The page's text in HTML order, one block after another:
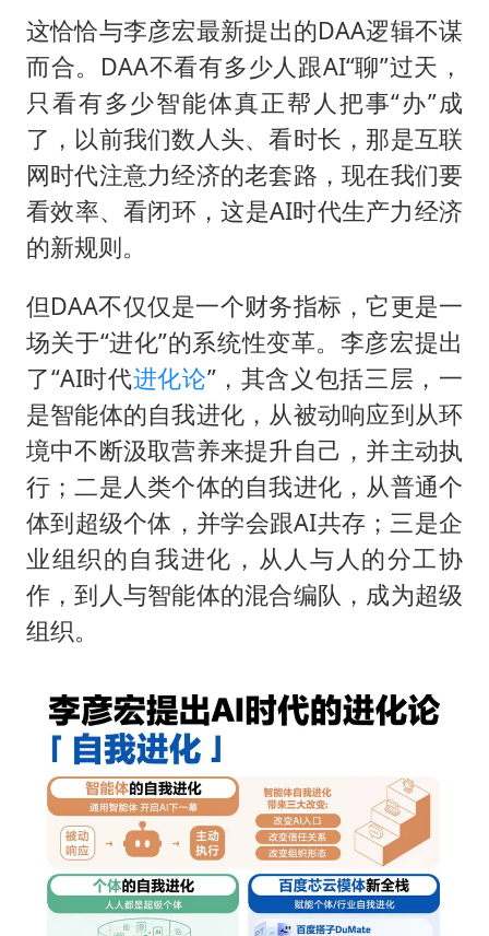
这恰恰与李彦宏最新提出的DAA逻辑不谋
而合。DAA不看有多少人跟AI“聊”过天，
只看有多少智能体真正帮人把事“办”成
了，以前我们数人头、看时长，那是互联
网时代注意力经济的老套路，现在我们要
看效率、看闭环，这是AI时代生产力经济
的新规则。
但DAA不仅仅是一个财务指标，它更是一
场关于“进化”的系统性变革。李彦宏提出
了“AI时代进化论”，其含义包括三层，一
是智能体的自我进化，从被动响应到从环
境中不断汲取营养来提升自己，并主动执
行；二是人类个体的自我进化，从普通个
体到超级个体，并学会跟AI共存；三是企
业组织的自我进化，从人与人的分工协
作，到人与智能体的混合编队，成为超级
组织。